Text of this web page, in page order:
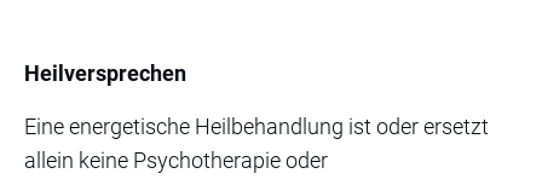
Heilversprechen
Eine energetische Heilbehandlung ist oder ersetzt
allein keine Psychotherapie oder